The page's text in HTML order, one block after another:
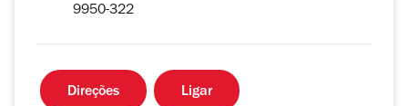
9950-322
Direções Ligar